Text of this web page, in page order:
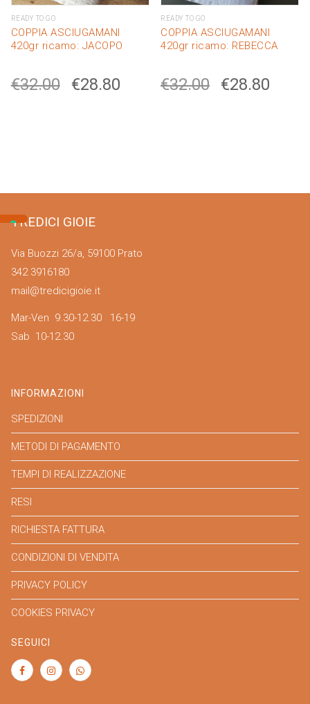
READY TO GO
COPPIA ASCIUGAMANI
420gr ricamo: JACOPO
€32.00 €28.80
READY TO GO
COPPIA ASCIUGAMANI
420gr ricamo: REBECCA
€32.00 €28.80
TREDICI GIOIE
Via Buozzi 26/a, 59100 Prato
342 3916180
mail@tredicigioie.it
Mar-Ven 9.30-12.30 16-19
Sab 10-12.30
INFORMAZIONI
SPEDIZIONI
METODI DI PAGAMENTO
TEMPI DI REALIZZAZIONE
RESI
RICHIESTA FATTURA
CONDIZIONI DI VENDITA
PRIVACY POLICY
COOKIES PRIVACY
SEGUICI